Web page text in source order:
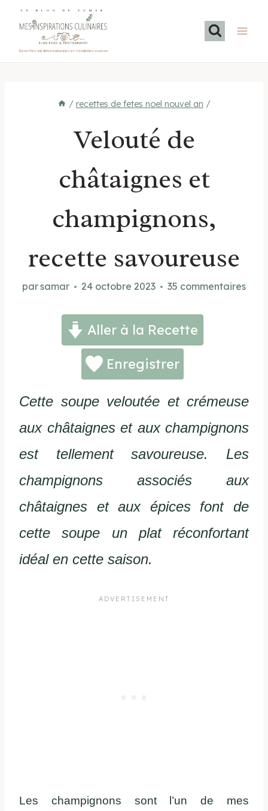
LE BLOG DE SAMAR
Recettes méditerranéennes et familiales maison
/ recettes de fetes noel nouvel an /
Velouté de
châtaignes et
champignons,
recette savoureuse
parsamar 24 octobre 2023 35 commentaires
Aller à la Recette
Enregistrer
Cette soupe veloutée et crémeuse
aux châtaignes et aux champignons
est tellement savoureuse. Les
champignons associés aux
châtaignes et aux épices font de
cette soupe un plat réconfortant
idéal en cette saison.
Les champignons sont l’un de mes